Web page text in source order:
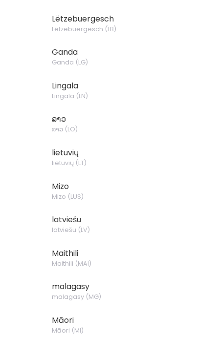
Lëtzebuergesch
Lëtzebuergesch (LB)
Ganda
Ganda (LG)
Lingala
Lingala (LN)
ລາວ
ລາວ (LO)
lietuvių
lietuvių (LT)
Mizo
Mizo (LUS)
latviešu
latviešu (LV)
Maithili
Maithili (MAI)
malagasy
malagasy(MG)
Māori
Māori (MI)